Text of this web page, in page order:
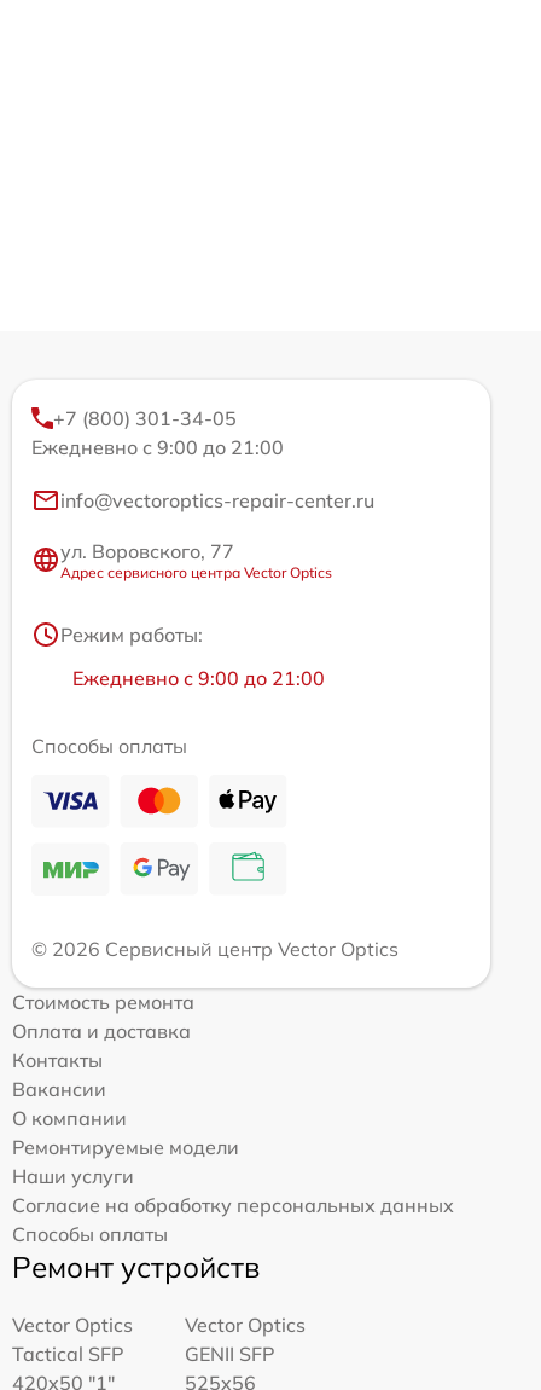
+7 (800) 301-34-05
Ежедневно с 9:00 до 21:00
info@vectoroptics-repair-center.ru
ул. Воровского, 77
Адрес сервисного центра Vector Optics
Режим работы:
Ежедневно с 9:00 до 21:00
Способы оплаты
© 2026 Сервисный центр Vector Optics
Стоимость ремонта
Оплата и доставка
Контакты
Вакансии
О компании
Ремонтируемые модели
Наши услуги
Согласие на обработку персональных данных
Способы оплаты
Ремонт устройств
Vector Optics
Tactical SFP
420x50 "1"
Vector Optics
GENII SFP
525x56